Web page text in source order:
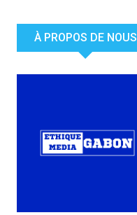
À PROPOS DE NOUS